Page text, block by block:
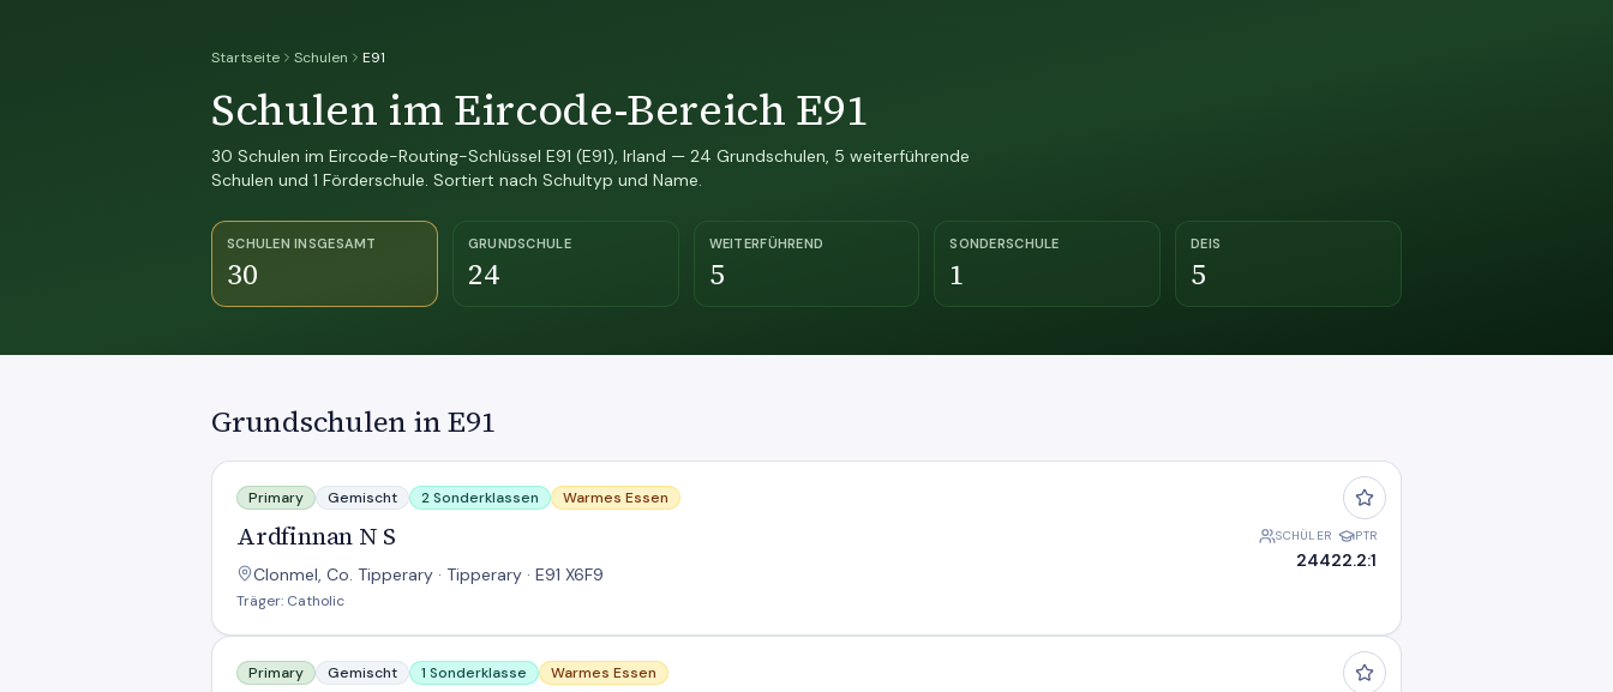
Startseite Schulen E91
Schulen im Eircode-Bereich E91
30 Schulen im Eircode-Routing-Schlüssel E91 (E91), Irland — 24 Grundschulen, 5 weiterführende
Schulen und 1 Förderschule. Sortiert nach Schultyp und Name.
SCHULEN INSGESAMT
30
GRUNDSCHULE
24
WEITERFÜHREND
5
SONDERSCHULE
1
DEIS
5
Grundschulen in E91
Ardfinnan N S
Primary Gemischt 2 Sonderklassen Warmes Essen
Ardfinnan N S
Clonmel, Co. Tipperary · Tipperary · E91 X6F9
Träger: Catholic
SCHÜLER
244
PTR
22.2:1
Ballymacarberry N S
Primary Gemischt 1 Sonderklasse Warmes Essen